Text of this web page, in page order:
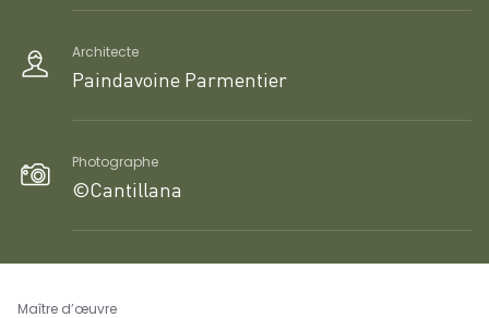
Architecte
Paindavoine Parmentier
Photographe
©Cantillana
Maître d’œuvre